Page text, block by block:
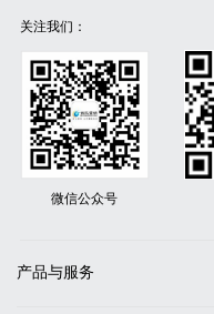
关注我们：
微信公众号
产品与服务